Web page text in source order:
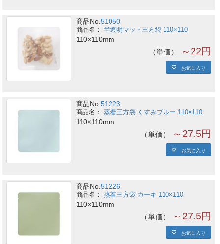
商品No.51050
半透明マット三方袋 110×110
110×110mm
単価 ～22円
お気に入り
商品No.51223
蒸着三方袋 くすみブルー 110×110
110×110mm
単価 ～27.5円
お気に入り
商品No.51226
蒸着三方袋 カーキ 110×110
110×110mm
単価 ～27.5円
お気に入り